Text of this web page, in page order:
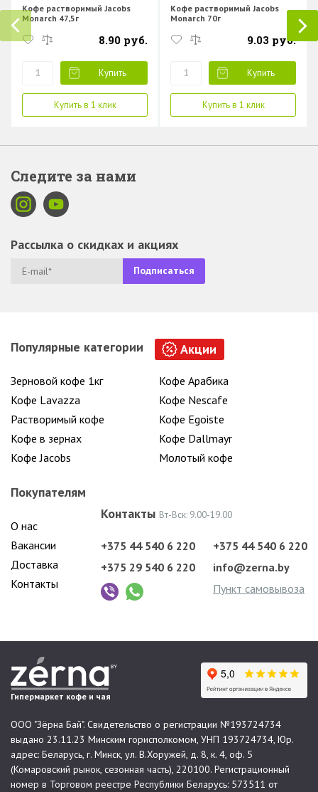
Кофе растворимый Jacobs
Monarch 47,5г
8.90 руб.
Купить
Купить в 1 клик
Кофе растворимый Jacobs
Monarch 70г
9.03 руб.
Купить
Купить в 1 клик
Следите за нами
Рассылка о скидках и акциях
Популярные категории Акции
Зерновой кофе 1кг
Кофе Арабика
Кофе Lavazza
Кофе Nescafe
Растворимый кофе
Кофе Egoiste
Кофе в зернах
Кофе Dallmayr
Кофе Jacobs
Молотый кофе
Покупателям
О нас
Вакансии
Доставка
Контакты
Контакты Вт-Вск: 9.00-19.00
+375 44 540 6 220
+375 29 540 6 220
+375 44 540 6 220
info@zerna.by
Пункт самовывоза
Гипермаркет кофе и чая
ООО "Зёрна Бай". Свидетельство о регистрации №193724734
выдано 23.11.23 Минским горисполкомом, УНП 193724734, Юр.
адрес: Беларусь, г. Минск, ул. В.Хоружей, д. 8, к. 4, оф. 5
(Комаровский рынок, сезонная часть), 220100. Регистрационный
номер в Торговом реестре Республики Беларусь: 573511 от